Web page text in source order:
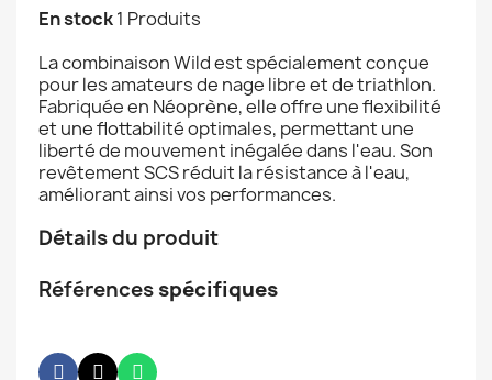
En stock1 Produits
La combinaison Wild est spécialement conçue
pour les amateurs de nage libre et de triathlon.
Fabriquée en Néoprène, elle offre une flexibilité
et une flottabilité optimales, permettant une
liberté de mouvement inégalée dans l'eau. Son
revêtement SCS réduit la résistance à l'eau,
améliorant ainsi vos performances.
Détails du produit
Références spécifiques